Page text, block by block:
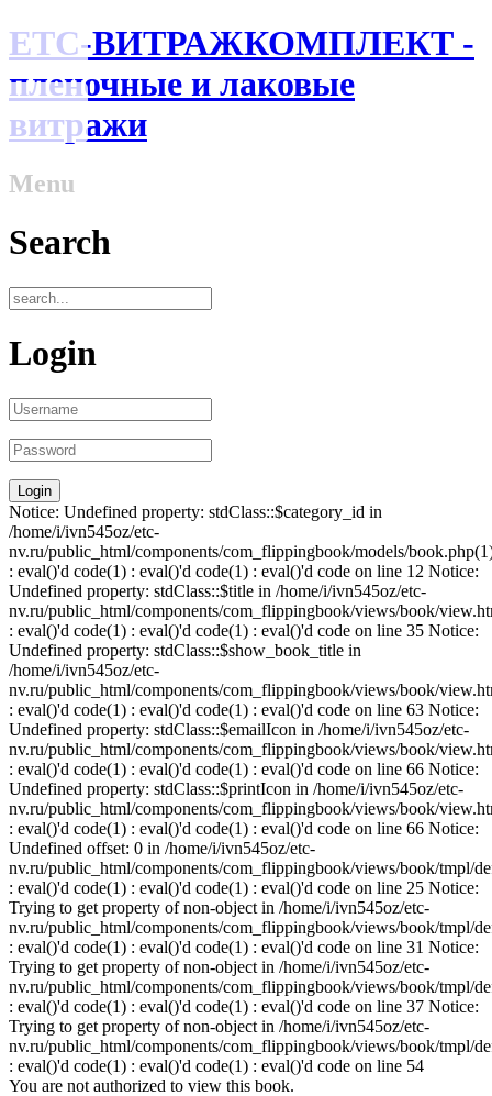
ЕТС-ВИТРАЖКОМПЛЕКТ -
пленочные и лаковые
витражи
Menu
Search
Login
Notice: Undefined property: stdClass::$category_id in
/home/i/ivn545oz/etc-
nv.ru/public_html/components/com_flippingbook/models/
: eval()'d code(1) : eval()'d code(1) : eval()'d code on line 12 Notice:
Undefined property: stdClass::$title in /home/i/ivn545oz/etc-
nv.ru/public_html/components/com_flippingbook/views/book/
: eval()'d code(1) : eval()'d code(1) : eval()'d code on line 35 Notice:
Undefined property: stdClass::$show_book_title in
/home/i/ivn545oz/etc-
nv.ru/public_html/components/com_flippingbook/views/book/
: eval()'d code(1) : eval()'d code(1) : eval()'d code on line 63 Notice:
Undefined property: stdClass::$emailIcon in /home/i/ivn545oz/etc-
nv.ru/public_html/components/com_flippingbook/views/book/
: eval()'d code(1) : eval()'d code(1) : eval()'d code on line 66 Notice:
Undefined property: stdClass::$printIcon in /home/i/ivn545oz/etc-
nv.ru/public_html/components/com_flippingbook/views/book/
: eval()'d code(1) : eval()'d code(1) : eval()'d code on line 66 Notice:
Undefined offset: 0 in /home/i/ivn545oz/etc-
nv.ru/public_html/components/com_flippingbook/views/book/tmpl/
: eval()'d code(1) : eval()'d code(1) : eval()'d code on line 25 Notice:
Trying to get property of non-object in /home/i/ivn545oz/etc-
nv.ru/public_html/components/com_flippingbook/views/book/tmpl/
: eval()'d code(1) : eval()'d code(1) : eval()'d code on line 31 Notice:
Trying to get property of non-object in /home/i/ivn545oz/etc-
nv.ru/public_html/components/com_flippingbook/views/book/tmpl/
: eval()'d code(1) : eval()'d code(1) : eval()'d code on line 37 Notice:
Trying to get property of non-object in /home/i/ivn545oz/etc-
nv.ru/public_html/components/com_flippingbook/views/book/tmpl/
: eval()'d code(1) : eval()'d code(1) : eval()'d code on line 54
You are not authorized to view this book.